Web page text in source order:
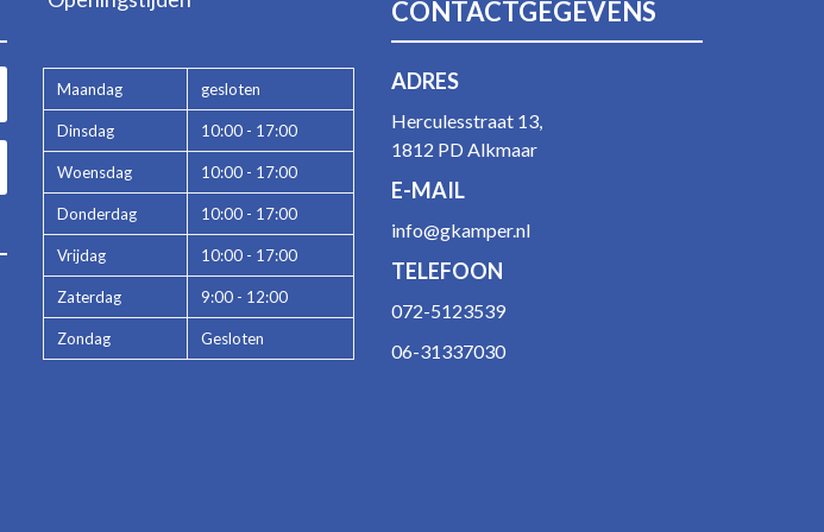
Maandag gesloten
Dinsdag 10:00 - 17:00
Woensdag 10:00 - 17:00
Donderdag 10:00 - 17:00
Vrijdag 10:00 - 17:00
Zaterdag 9:00 - 12:00
Zondag Gesloten
CONTACTGEGEVENS
ADRES
Herculesstraat 13,
1812 PD Alkmaar
E-MAIL
info@gkamper.nl
TELEFOON
072-5123539
06-31337030